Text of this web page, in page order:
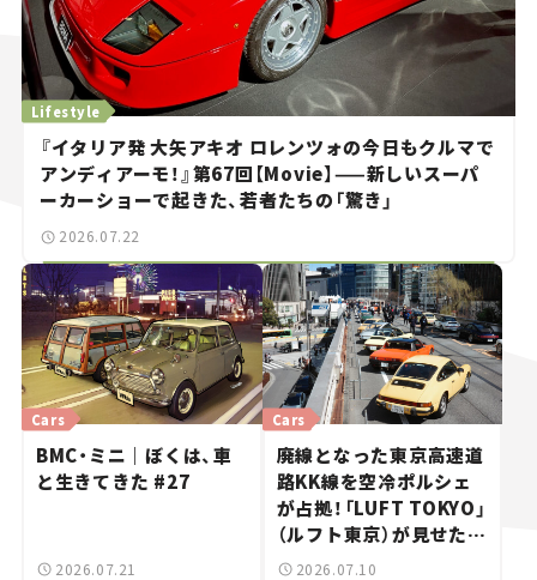
Lifestyle
『イタリア発 大矢アキオ ロレンツォの今日もクルマで
アンディアーモ！』第67回【Movie】——新しいスーパ
ーカーショーで起きた、若者たちの「驚き」
2026.07.22
Cars
BMC・ミニ｜ぼくは、車
と生きてきた #27
2026.07.21
Cars
廃線となった東京高速道
路KK線を空冷ポルシェ
が占拠！「LUFT TOKYO」
（ルフト東京）が見せた奇
跡の一日——ハッサンの
2026.07.10